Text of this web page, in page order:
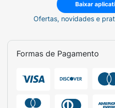
Baixar
Ofertas, novidades e
Formas de Pagamento